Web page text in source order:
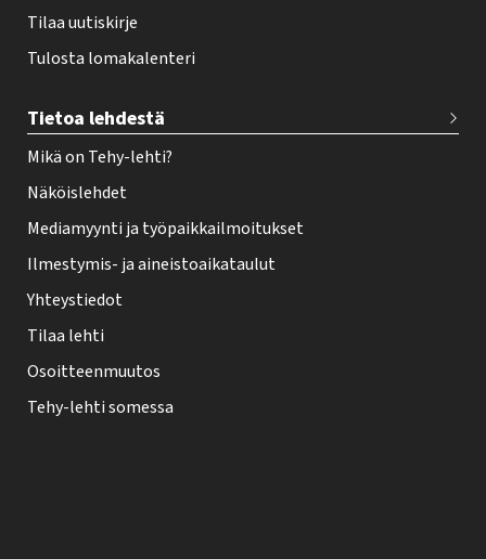
Tilaa uutiskirje
Tulosta lomakalenteri
Tietoa lehdestä
Mikä on Tehy-lehti?
Näköislehdet
Mediamyynti ja työpaikkailmoitukset
Ilmestymis- ja aineistoaikataulut
Yhteystiedot
Tilaa lehti
Osoitteenmuutos
Tehy-lehti somessa